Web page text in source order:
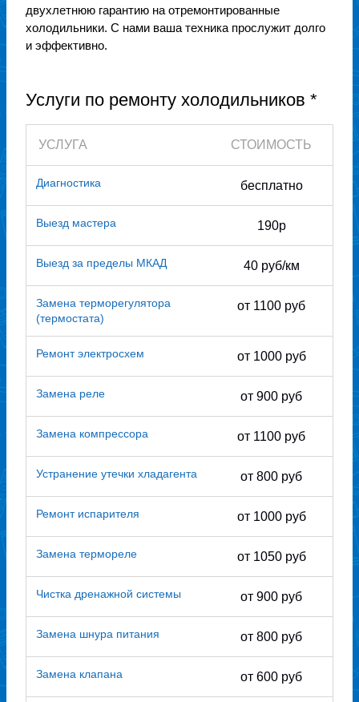
двухлетнюю гарантию на отремонтированные
холодильники. С нами ваша техника прослужит долго
и эффективно.
Услуги по ремонту холодильников *
УСЛУГА СТОИМОСТЬ
Диагностика бесплатно
Выезд мастера 190р
Выезд за пределы МКАД 40 руб/км
Замена терморегулятора
(термостата)
от 1100 руб
Ремонт электросхем от 1000 руб
Замена реле от 900 руб
Замена компрессора от 1100 руб
Устранение утечки хладагента от 800 руб
Ремонт испарителя от 1000 руб
Замена термореле от 1050 руб
Чистка дренажной системы от 900 руб
Замена шнура питания от 800 руб
Замена клапана от 600 руб